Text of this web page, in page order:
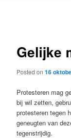
content
Gelijke
Posted on16
Protesteren mag
bij wil zetten,
protesteren tegen
geneugten van
tegenstrijdig.